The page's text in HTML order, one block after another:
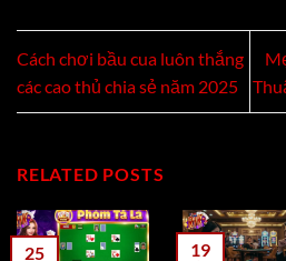
Cách chơi bầu cua luôn thắng
các cao thủ chia sẻ năm 2025
RELATED POSTS
25 19